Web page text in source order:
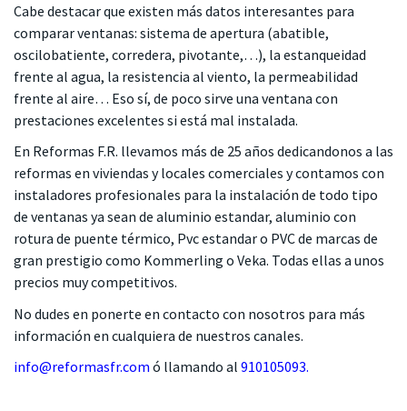
Cabe destacar que existen más datos interesantes para
comparar ventanas: sistema de apertura (abatible,
oscilobatiente, corredera, pivotante,…), la estanqueidad
frente al agua, la resistencia al viento, la permeabilidad
frente al aire… Eso sí, de poco sirve una ventana con
prestaciones excelentes si está mal instalada.
En Reformas F.R. llevamos más de 25 años dedicandonos a las
reformas en viviendas y locales comerciales y contamos con
instaladores profesionales para la instalación de todo tipo
de ventanas ya sean de aluminio estandar, aluminio con
rotura de puente térmico, Pvc estandar o PVC de marcas de
gran prestigio como Kommerling o Veka. Todas ellas a unos
precios muy competitivos.
No dudes en ponerte en contacto con nosotros para más
información en cualquiera de nuestros canales.
info@reformasfr.com ó llamando al 910105093.